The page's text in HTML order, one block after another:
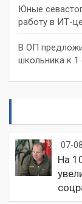
Юные
работу в ИТ-
В ОП
школьника к 1
07-
На